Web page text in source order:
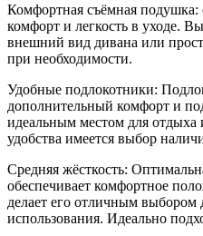
Комфортная съёмная
комфорт и легкость в уходе.
внешний вид дивана или
при необходимости.
Удобные подлокотники:
дополнительный комфорт и
идеальным местом для
удобства имеется выбор
Средняя жёсткость:
обеспечивает комфортное
делает его отличным выбором
использования. Идеально